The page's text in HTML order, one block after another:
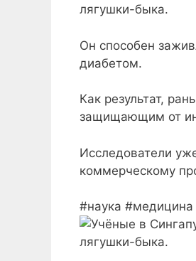
лягушки-быка.
Он способен
диабетом.
Как результат,
защищающим от
Исследователи
коммерческому
#наука #медицина